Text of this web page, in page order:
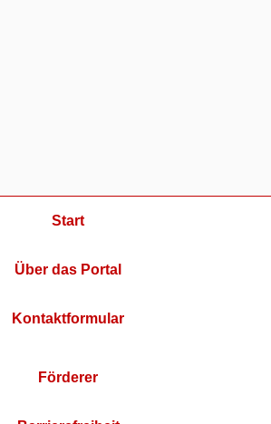
Start
Über das Portal
Kontaktformular
Förderer